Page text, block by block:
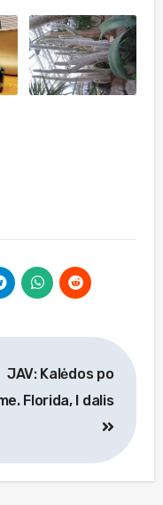
JAV: Kalėdos po
Florida, I dalis